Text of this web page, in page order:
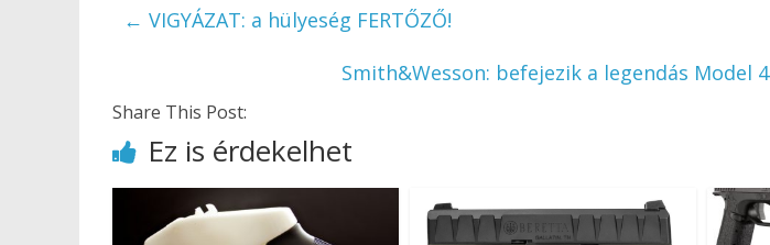
← VIGYÁZAT: a hülyeség FERTŐZŐ!
Smith&Wesson: befejezik a legendás Model
Share This Post:
Ez is érdekelhet